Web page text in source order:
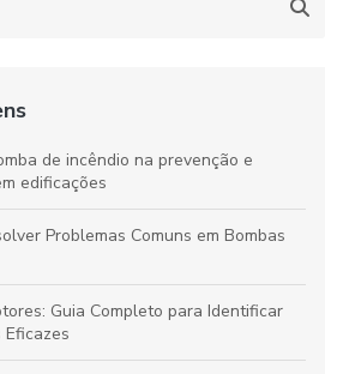
de incêndio na prevenção e
edificações
Problemas Comuns em Bombas
Guia Completo para Identificar